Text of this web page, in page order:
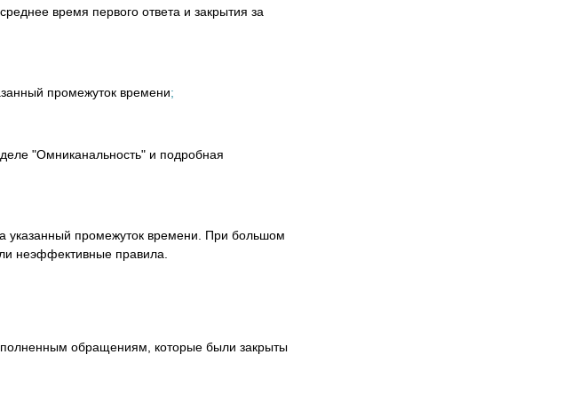
время первого ответа и закрытия за
промежуток времени;
"Омниканальность" и подробная
указанный промежуток времени. При большом
неэффективные правила.
обращениям, которые были закрыты